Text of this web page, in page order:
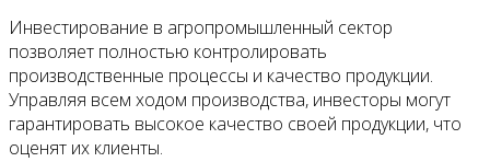
Инвестирование в агропромышленный сектор
позволяет полностью контролировать
производственные процессы и качество продукции.
Управляя всем ходом производства, инвесторы могут
гарантировать высокое качество своей продукции, что
оценят их клиенты.